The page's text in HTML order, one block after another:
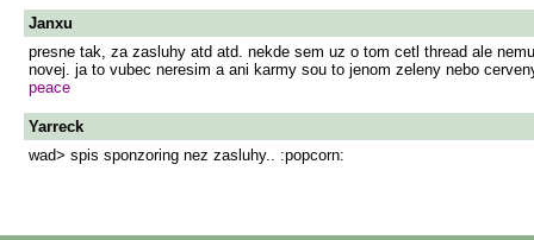
Janxu
presne tak, za zasluhy atd atd. nekde sem uz o tom cetl thread ale
novej. ja to vubec neresim a ani karmy sou to jenom zeleny nebo
peace
Yarreck
wad> spis sponzoring nez zasluhy.. :popcorn: